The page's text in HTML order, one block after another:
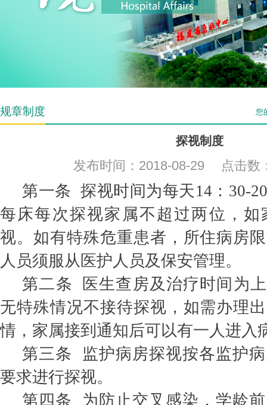
规章制度 您
探视制度
发布时间：2018-08-29 点击数
第一条 探视时间为每天14：30-
每床每次探视家属不超过两位，如
视。如有特殊危重患者，所住病房
人员须服从医护人员及保安管理。
第二条 医生查房及治疗时间为
无特殊情况不接待探视，如需办理
情，家属接到通知后可以有一人进入
第三条 监护病房探视按各监护
要求进行探视。
第四条 为防止交叉感染，学龄